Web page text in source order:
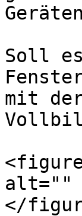
Soll
mit
alt=""
</